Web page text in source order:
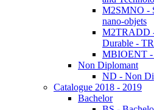
M2SMNO -
nano-objets
M2TRADD -
Durable -
MBIOENT -
Non Diplomant
ND - Non
Catalogue 2018 - 2019
Bachelor